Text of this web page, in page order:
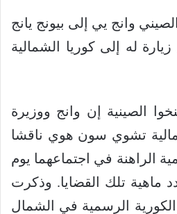
وانج يي إلى بيونج يانج
له إلى كوريا الشمالية
الصينية إن وانج ووزيرة
تشوي سون هوي ناقشا
الراهنة في اجتماعهما يوم
ماهية تلك القضايا. وذكرت
الكورية الرسمية في الشمال